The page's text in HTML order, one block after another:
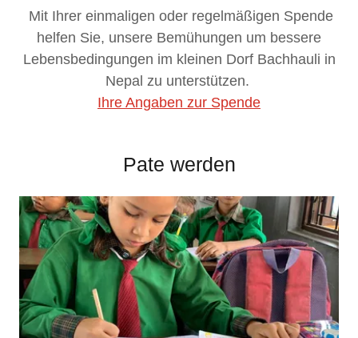
Mit Ihrer einmaligen oder regelmäßigen Spende
helfen Sie, unsere Bemühungen um bessere
Lebensbedingungen im kleinen Dorf Bachhauli in
Nepal zu unterstützen.
Ihre Angaben zur Spende
Pate werden